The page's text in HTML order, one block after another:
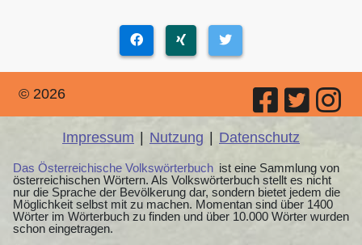
© 2026
Impressum Nutzung Datenschutz
Das Österreichische Volkswörterbuch ist eine Sammlung von
österreichischen Wörtern. Als Volkswörterbuch stellt es nicht
nur die Sprache der Bevölkerung dar, sondern bietet jedem die
Möglichkeit selbst mit zu machen. Momentan sind über 1400
Wörter im Wörterbuch zu finden und über 10.000 Wörter wurden
schon eingetragen.